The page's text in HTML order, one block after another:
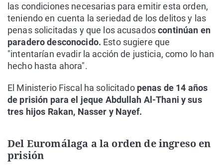
las condiciones necesarias para emitir esta orden,
teniendo en cuenta la seriedad de los delitos y las
penas solicitadas y que los acusadoscontinúan en
paradero desconocido. Esto sugiere que
"intentarían evadir la acción de justicia, como lo han
hecho hasta ahora".
El Ministerio Fiscal ha solicitado penas de 14 años
de prisión para el jeque Abdullah Al-Thani y sus
tres hijos Rakan, Nasser y Nayef.
Del Euromálaga a la orden de ingreso en
prisión